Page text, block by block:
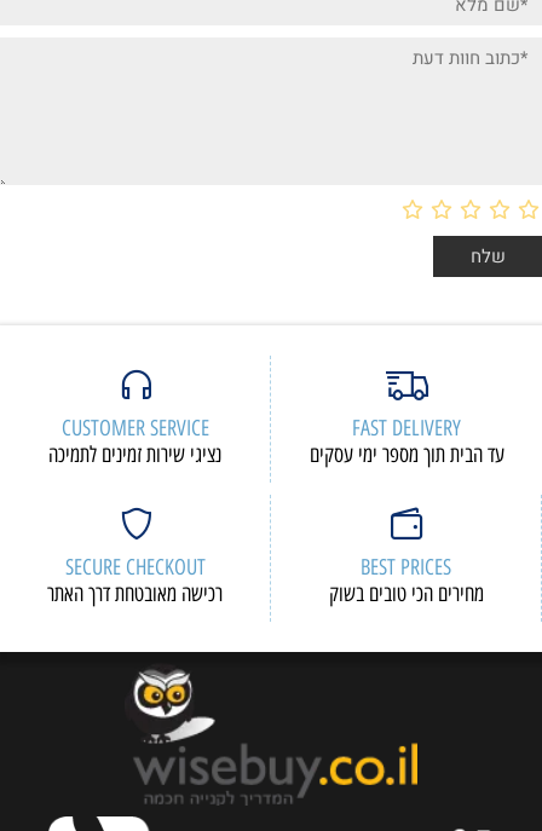
FAST DELIVERY
עד הבית תוך מספר ימי עסקים
CUSTOMER SERVICE
נציגי שירות זמינים לתמיכה
BEST PRICES
מחירים הכי טובים בשוק
SECURE CHECKOUT
רכישה מאובטחת דרך האתר